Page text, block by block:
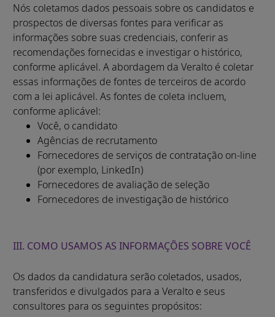
Nós coletamos dados pessoais sobre os candidatos e
prospectos de diversas fontes para verificar as
informações sobre suas credenciais, conferir as
recomendações fornecidas e investigar o histórico,
conforme aplicável. A abordagem da Veralto é coletar
essas informações de fontes de terceiros de acordo
com a lei aplicável. As fontes de coleta incluem,
conforme aplicável:
Você, o candidato
Agências de recrutamento
Fornecedores de serviços de contratação on-line
(por exemplo, LinkedIn)
Fornecedores de avaliação de seleção
Fornecedores de investigação de histórico
III. COMO USAMOS AS INFORMAÇÕES SOBRE VOCÊ
Os dados da candidatura serão coletados, usados,
transferidos e divulgados para a Veralto e seus
consultores para os seguintes propósitos: